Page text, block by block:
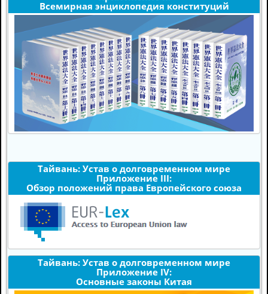
Всемирная энциклопедия конституций
Тайвань: Устав о долговременном мире
Приложение III:
Обзор положений права Европейского союза
Тайвань: Устав о долговременном мире
Приложение IV:
Основные законы Китая